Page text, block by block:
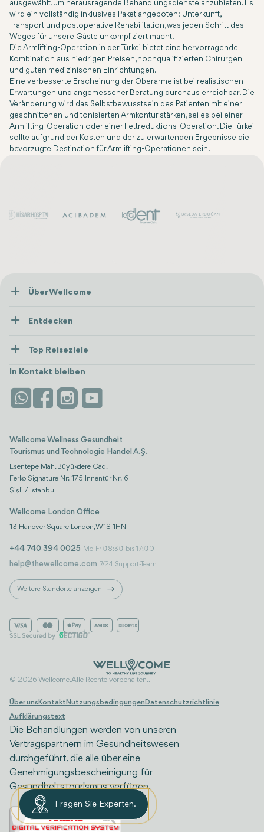
ausgewählt, um herausragende Behandlungsdienste anzubieten. Es
wird ein vollständig inklusives Paket angeboten: Unterkunft,
Transport und postoperative Rehabilitation, was jeden Schritt des
Weges für unsere Gäste unkompliziert macht.
Die Armlifting-Operation in der Türkei bietet eine hervorragende
Kombination aus niedrigen Preisen, hochqualifizierten Chirurgen
und guten medizinischen Einrichtungen.
Eine verbesserte Erscheinung der Oberarme ist bei realistischen
Erwartungen und angemessener Beratung durchaus erreichbar. Die
Veränderung wird das Selbstbewusstsein des Patienten mit einer
geschnittenen und tonisierten Armkontur stärken, sei es bei einer
Armlifting-Operation oder einer Fettreduktions-Operation. Die Türkei
sollte aufgrund der Kosten und der zu erwartenden Ergebnisse die
bevorzugte Destination für Armlifting-Operationen sein.
Über Wellcome
Presse
Vertrauen & Sicherheit
Kontaktieren Sie uns
Entdecken
Wellness
Unterkünfte
Attraktionen
Bewertungen
Top Reiseziele
Alle anzeigen
Istanbul
In Kontakt bleiben
Wellcome Wellness Gesundheit
Tourismus und Technologie Handel A.Ş.
Esentepe Mah. Büyükdere Cad.
Ferko Signature Nr: 175 Innentür Nr: 6
Şişli / Istanbul
Wellcome London Office
13 Hanover Square London, W1S 1HN
+44 740 394 0025 Mo-Fr 08:30 bis 17:00
help@thewellcome.com 7/24 Support-Team
Weitere Standorte anzeigen
© 2026 Wellcome. Alle Rechte vorbehalten..
Über uns Kontakt Nutzungsbedingungen Datenschutzrichtlinie
Aufklärungstext
Die Behandlungen werden von unseren
Vertragspartnern im Gesundheitswesen
durchgeführt, die alle über eine
Genehmigungsbescheinigung für
Gesundheitstourismus verfügen.
Fragen Sie Experten.